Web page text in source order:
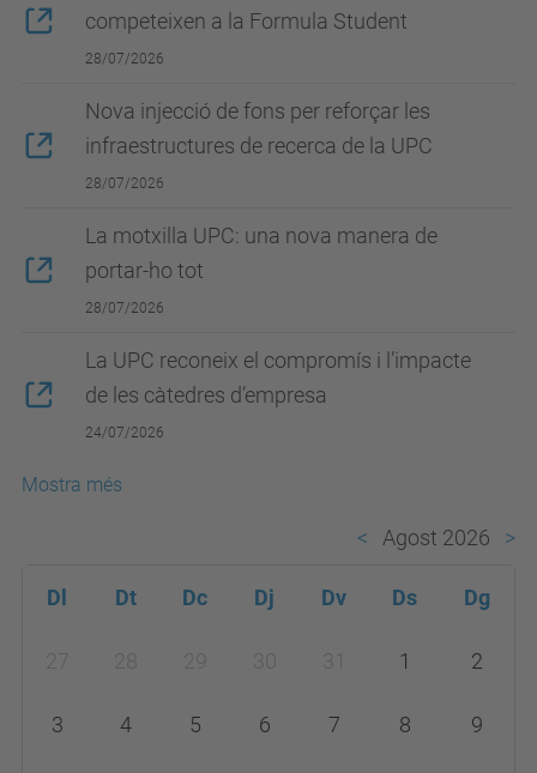
competeixen a la Formula Student
28/07/2026
Nova injecció de fons per reforçar les
infraestructures de recerca de la UPC
28/07/2026
La motxilla UPC: una nova manera de
portar-ho tot
28/07/2026
La UPC reconeix el compromís i l’impacte
de les càtedres d’empresa
24/07/2026
Mostra més
Agost 2026
Dl Dt Dc Dj Dv Ds Dg
27 28 29 30 31 1 2
3 4 5 6 7 8 9